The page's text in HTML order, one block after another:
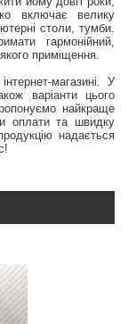
включає велику
столи, тумби.
гармонійний,
приміщення.
магазині. У
варіанти цього
найкраще
оплати та швидку
надається